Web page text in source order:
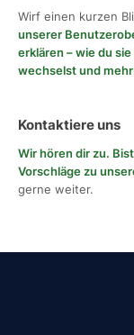
Wirf einen kurzen
unserer
erklären – wie du
wechselst und
Kontaktiere uns
Wir hören dir zu.
Vorschläge zu
gerne weiter.